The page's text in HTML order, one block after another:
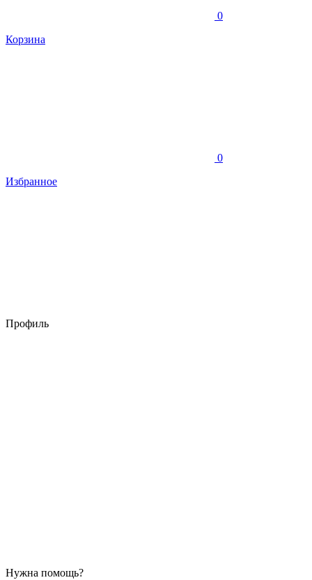
0
Корзина
0
Избранное
Профиль
Нужна помощь?